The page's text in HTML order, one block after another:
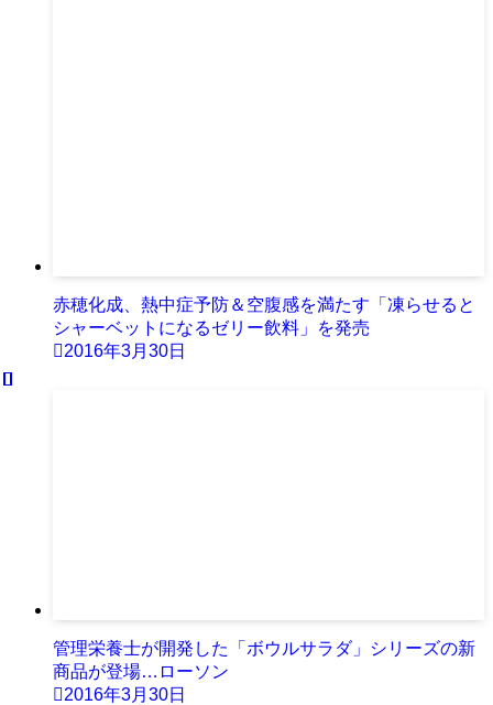
赤穂化成、熱中症予防＆空腹感を満たす「凍らせると
シャーベットになるゼリー飲料」を発売
2016年3月30日
管理栄養士が開発した「ボウルサラダ」シリーズの新
商品が登場…ローソン
2016年3月30日